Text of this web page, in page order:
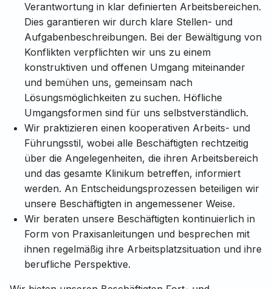
Verantwortung in klar definierten Arbeitsbereichen.
Dies garantieren wir durch klare Stellen- und
Aufgabenbeschreibungen. Bei der Bewältigung von
Konflikten verpflichten wir uns zu einem
konstruktiven und offenen Umgang miteinander
und bemühen uns, gemeinsam nach
Lösungsmöglichkeiten zu suchen. Höfliche
Umgangsformen sind für uns selbstverständlich.
Wir praktizieren einen kooperativen Arbeits- und
Führungsstil, wobei alle Beschäftigten rechtzeitig
über die Angelegenheiten, die ihren Arbeitsbereich
und das gesamte Klinikum betreffen, informiert
werden. An Entscheidungsprozessen beteiligen wir
unsere Beschäftigten in angemessener Weise.
Wir beraten unsere Beschäftigten kontinuierlich in
Form von Praxisanleitungen und besprechen mit
ihnen regelmäßig ihre Arbeitsplatzsituation und ihre
berufliche Perspektive.